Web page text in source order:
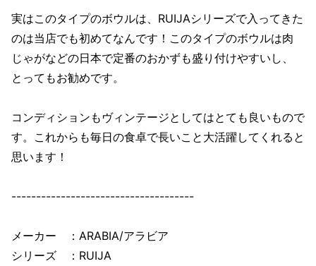
実はこのタイプのボウルは、RUIJAシリーズで入ってきた
のは当店でも初めてなんです！このタイプのボウルは肉
じゃがなどの日本で定番のおかずも盛り付けやすいし、
とってもお勧めです。
コンディションもヴィンテージとしてはとても良いもので
す。これからも毎日の食卓で長いこと大活躍してくれると
思います！
-------------------------------------
メーカー ：ARABIA/アラビア
シリーズ ：RUIJA